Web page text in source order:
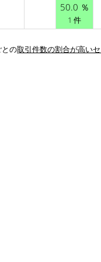
50.0 ％
1 件
の取引件数の割合が高い